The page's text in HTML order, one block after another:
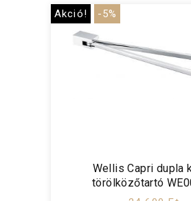
Akció! -5%
Wellis Capri dupla
törölközőtartó